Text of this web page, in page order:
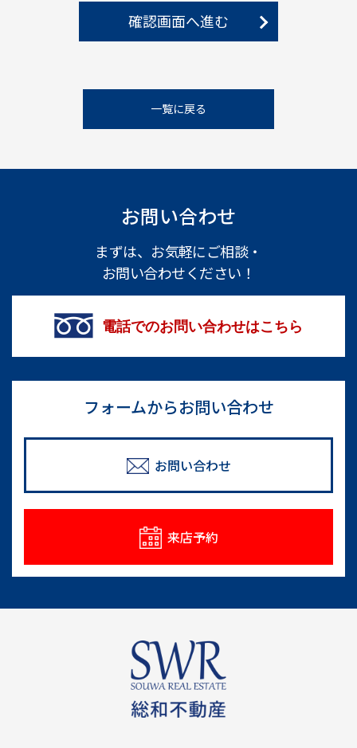
確認画面へ進む
一覧に戻る
お問い合わせ
まずは、お気軽にご相談・
お問い合わせください！
電話でのお問い合わせはこちら
フォームからお問い合わせ
お問い合わせ
来店予約